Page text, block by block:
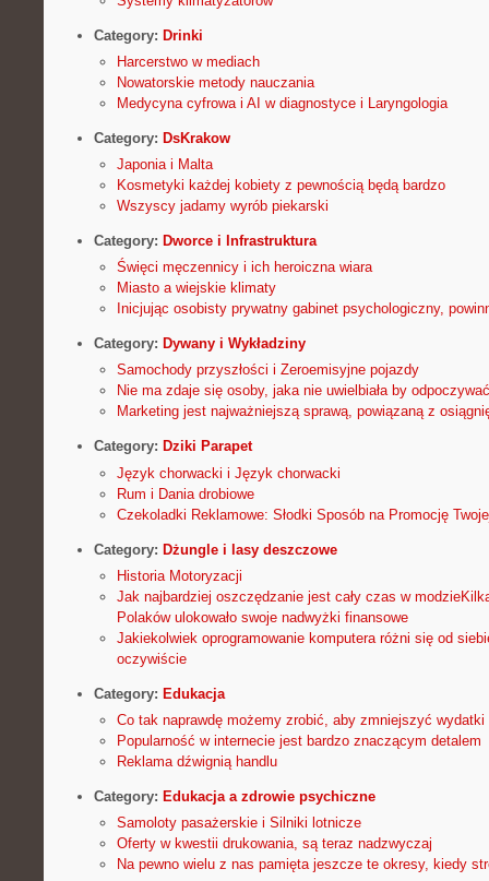
Category: Drinki
Harcerstwo w mediach
Nowatorskie metody nauczania
Medycyna cyfrowa i AI w diagnostyce i Laryngologia
Category: DsKrakow
Japonia i Malta
Kosmetyki każdej kobiety z pewnością będą bardzo
Wszyscy jadamy wyrób piekarski
Category: Dworce i Infrastruktura
Święci męczennicy i ich heroiczna wiara
Miasto a wiejskie klimaty
Inicjując osobisty prywatny gabinet psychologiczny,
Category: Dywany i Wykładziny
Samochody przyszłości i Zeroemisyjne pojazdy
Nie ma zdaje się osoby, jaka nie uwielbiała by odpoczywać
Marketing jest najważniejszą sprawą, powiązaną z
Category: Dziki Parapet
Język chorwacki i Język chorwacki
Rum i Dania drobiowe
Czekoladki Reklamowe: Słodki Sposób na Promocję
Category: Dżungle i lasy deszczowe
Historia Motoryzacji
Jak najbardziej oszczędzanie jest cały czas w
Polaków ulokowało swoje nadwyżki finansowe
Jakiekolwiek oprogramowanie komputera różni się od
oczywiście
Category: Edukacja
Co tak naprawdę możemy zrobić, aby zmniejszyć wydatki
Popularność w internecie jest bardzo znaczącym detalem
Reklama dźwignią handlu
Category: Edukacja a zdrowie psychiczne
Samoloty pasażerskie i Silniki lotnicze
Oferty w kwestii drukowania, są teraz nadzwyczaj
Na pewno wielu z nas pamięta jeszcze te okresy, kiedy